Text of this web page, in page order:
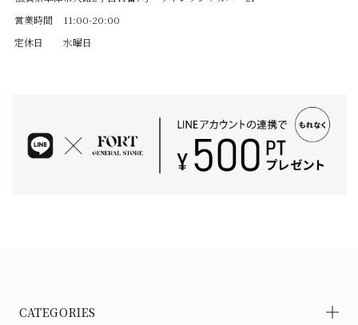
営業時間
11:00-20:00
定休日
水曜日
CATEGORIES